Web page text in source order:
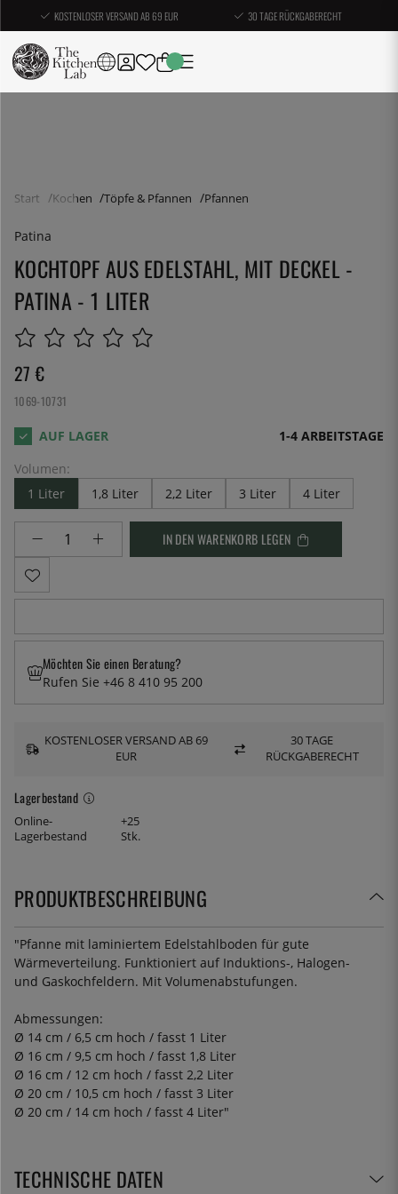
KOSTENLOSER VERSAND AB 69 EUR 30 TAGE RÜCKGABERECHT
Start Kochen Töpfe & Pfannen Pfannen
Patina
KOCHTOPF AUS EDELSTAHL, MIT DECKEL -
PATINA - 1 LITER
27 €
1069-10731
1-4 ARBEITSTAGE
Volumen:
1 Liter
1,8 Liter 2,2 Liter 3 Liter 4 Liter
IN DEN WARENKORB LEGEN
Lagerbestand
Online-
Lagerbestand
+25
Stk.
Möchten Sie einen Beratung?
Rufen Sie +46 8 410 95 200
KOSTENLOSER VERSAND AB 69
EUR
30 TAGE
RÜCKGABERECHT
PRODUKTBESCHREIBUNG
"Pfanne mit laminiertem Edelstahlboden für gute
Wärmeverteilung. Funktioniert auf Induktions-, Halogen-
und Gaskochfeldern. Mit Volumenabstufungen.
Abmessungen:
Ø 14 cm / 6,5 cm hoch / fasst 1 Liter
Ø 16 cm / 9,5 cm hoch / fasst 1,8 Liter
Ø 16 cm / 12 cm hoch / fasst 2,2 Liter
Ø 20 cm / 10,5 cm hoch / fasst 3 Liter
Ø 20 cm / 14 cm hoch / fasst 4 Liter"
TECHNISCHE DATEN